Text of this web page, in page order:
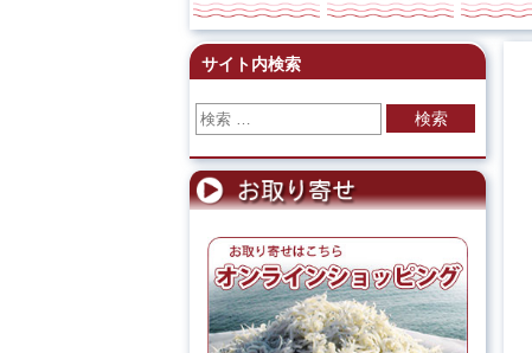
サイト内検索
検索